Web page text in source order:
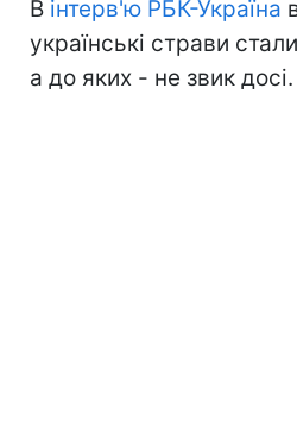
В інтерв'ю РБК-Україна
українські страви
а до яких - не звик досі.